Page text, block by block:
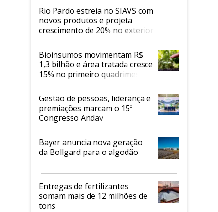
Rio Pardo estreia no SIAVS com
novos produtos e projeta
crescimento de 20% no exterior
Bioinsumos movimentam R$
1,3 bilhão e área tratada cresce
15% no primeiro quadrimestre
de 2026
Gestão de pessoas, liderança e
premiações marcam o 15º
Congresso Andav
Bayer anuncia nova geração
da Bollgard para o algodão
Entregas de fertilizantes
somam mais de 12 milhões de
tons